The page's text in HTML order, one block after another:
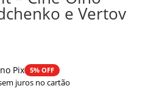
e Vertov
no Pix 5% OFF
juros no cartão